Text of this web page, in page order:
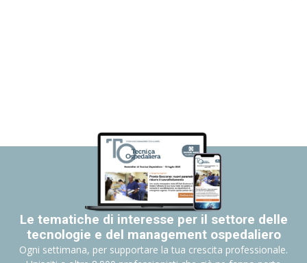
Le tematiche di interesse per il settore delle
tecnologie e del management ospedaliero
Ogni settimana, per supportare la tua crescita professionale.